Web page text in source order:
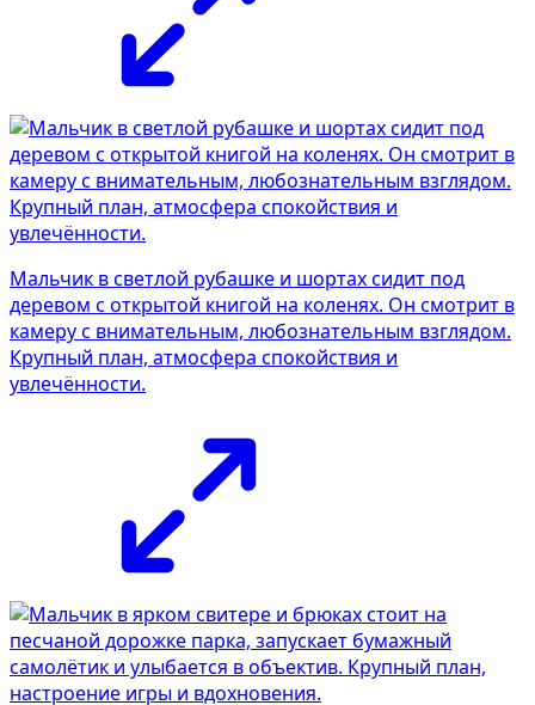
Мальчик в светлой рубашке и шортах сидит под
деревом с открытой книгой на коленях. Он смотрит в
камеру с внимательным, любознательным взглядом.
Крупный план, атмосфера спокойствия и
увлечённости.